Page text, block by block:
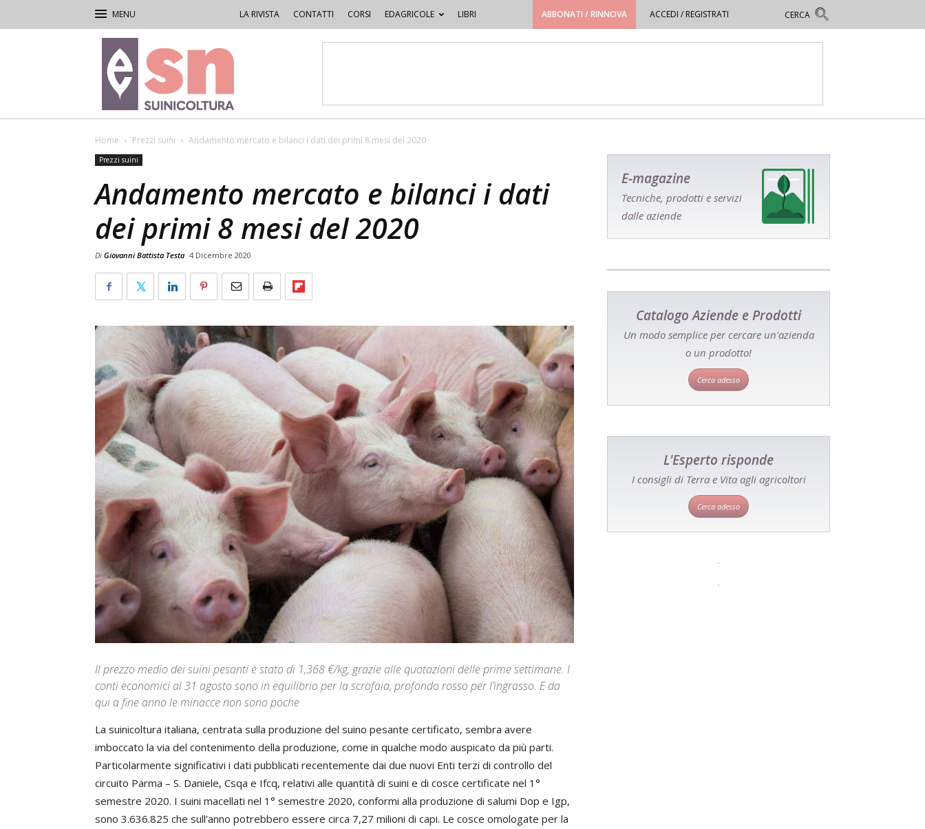
LA RIVISTA CONTATTI CORSI EDAGRICOLE LIBRI ABBONATI / RINNOVA ACCEDI / REGISTRATI
Rivista
di
Suinicoltura
Home Prezzi suini Andamento mercato e bilanci i dati dei primi 8 mesi del 2020
Prezzi suini
Andamento mercato e bilanci i dati
dei primi 8 mesi del 2020
Di Giovanni Battista Testa 4 Dicembre 2020
Il prezzo medio dei suini pesanti è stato di 1,368 €/kg, grazie alle quotazioni delle prime settimane. I
conti economici al 31 agosto sono in equilibrio per la scrofaia, profondo rosso per l’ingrasso. E da
qui a fine anno le minacce non sono poche
La suinicoltura italiana, centrata sulla produzione del suino pesante certificato, sembra avere
imboccato la via del contenimento della produzione, come in qualche modo auspicato da più parti.
Particolarmente significativi i dati pubblicati recentemente dai due nuovi Enti terzi di controllo del
circuito Parma – S. Daniele, Csqa e Ifcq, relativi alle quantità di suini e di cosce certificate nel 1°
semestre 2020. I suini macellati nel 1° semestre 2020, conformi alla produzione di salumi Dop e Igp,
sono 3.636.825 che sull’anno potrebbero essere circa 7,27 milioni di capi. Le cosce omologate per la
E-magazine
Tecniche, prodotti e servizi
dalle aziende
Catalogo Aziende e Prodotti
Un modo semplice per cercare un'azienda
o un prodotto!
Cerca adesso
L'Esperto risponde
I consigli di Terra e Vita agli agricoltori
Cerca adesso